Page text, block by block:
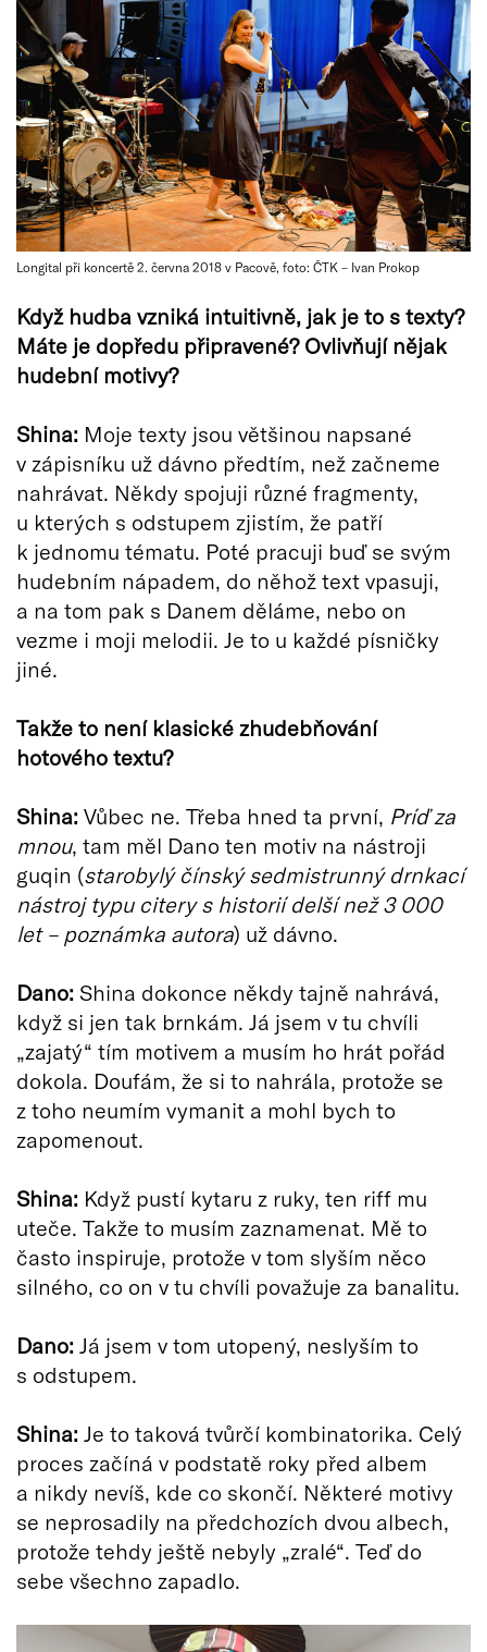
Longital při koncertě 2. června 2018 v Pacově, foto: ČTK – Ivan Prokop
Když hudba vzniká intuitivně, jak je to s texty?
Máte je dopředu připravené? Ovlivňují nějak
hudební motivy?
Shina: Moje texty jsou většinou napsané
v zápisníku už dávno předtím, než začneme
nahrávat. Někdy spojuji různé fragmenty,
u kterých s odstupem zjistím, že patří
k jednomu tématu. Poté pracuji buď se svým
hudebním nápadem, do něhož text vpasuji,
a na tom pak s Danem děláme, nebo on
vezme i moji melodii. Je to u každé písničky
jiné.
Takže to není klasické zhudebňování
hotového textu?
Shina: Vůbec ne. Třeba hned ta první, Príď za
mnou, tam měl Dano ten motiv na nástroji
guqin (starobylý čínský sedmistrunný drnkací
nástroj typu citery s historií delší než 3 000
let – poznámka autora) už dávno.
Dano: Shina dokonce někdy tajně nahrává,
když si jen tak brnkám. Já jsem v tu chvíli
„zajatý“ tím motivem a musím ho hrát pořád
dokola. Doufám, že si to nahrála, protože se
z toho neumím vymanit a mohl bych to
zapomenout.
Shina: Když pustí kytaru z ruky, ten riff mu
uteče. Takže to musím zaznamenat. Mě to
často inspiruje, protože v tom slyším něco
silného, co on v tu chvíli považuje za banalitu.
Dano: Já jsem v tom utopený, neslyším to
s odstupem.
Shina: Je to taková tvůrčí kombinatorika. Celý
proces začíná v podstatě roky před albem
a nikdy nevíš, kde co skončí. Některé motivy
se neprosadily na předchozích dvou albech,
protože tehdy ještě nebyly „zralé“. Teď do
sebe všechno zapadlo.